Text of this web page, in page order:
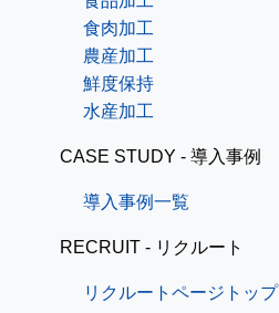
食肉加工
農産加工
鮮度保持
水産加工
CASE STUDY - 導入事例
導入事例一覧
RECRUIT - リクルート
リクルートページトップ